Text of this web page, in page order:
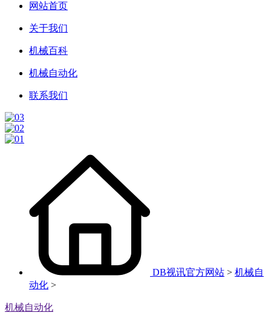
网站首页
关于我们
机械百科
机械自动化
联系我们
DB视讯官方网站 > 机械自
动化 >
机械自动化